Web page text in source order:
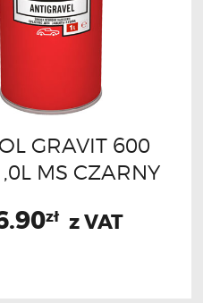
GRAVIT 600
MS CZARNY
zł z VAT